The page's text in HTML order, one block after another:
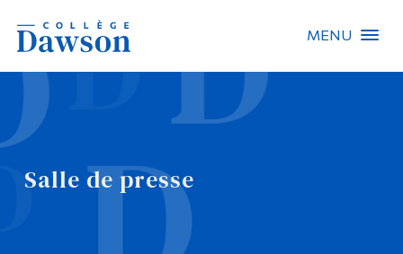
MENU
Salle de presse
Recherche sur le site
Recherche de personnes
EN